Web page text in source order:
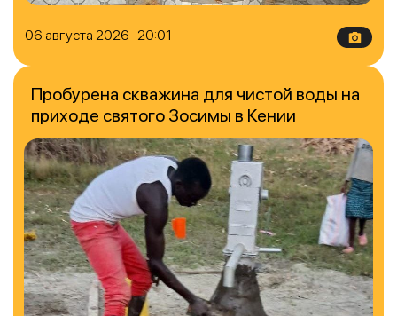
06 августа 2026 20:01
Пробурена скважина для чистой воды на
приходе святого Зосимы в Кении